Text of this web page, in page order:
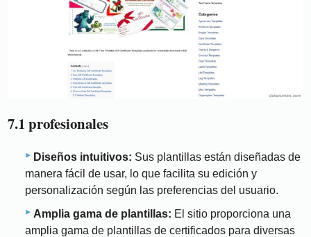
7.1 profesionales
Diseños intuitivos: Sus plantillas están diseñadas de
manera fácil de usar, lo que facilita su edición y
personalización según las preferencias del usuario.
Amplia gama de plantillas: El sitio proporciona una
amplia gama de plantillas de certificados para diversas